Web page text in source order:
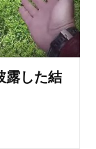
露した結